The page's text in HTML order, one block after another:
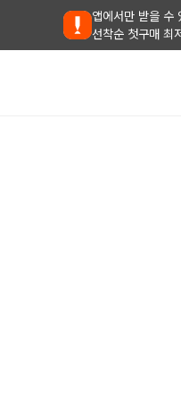
앱에서만 받을 수
선착순 첫구매 최